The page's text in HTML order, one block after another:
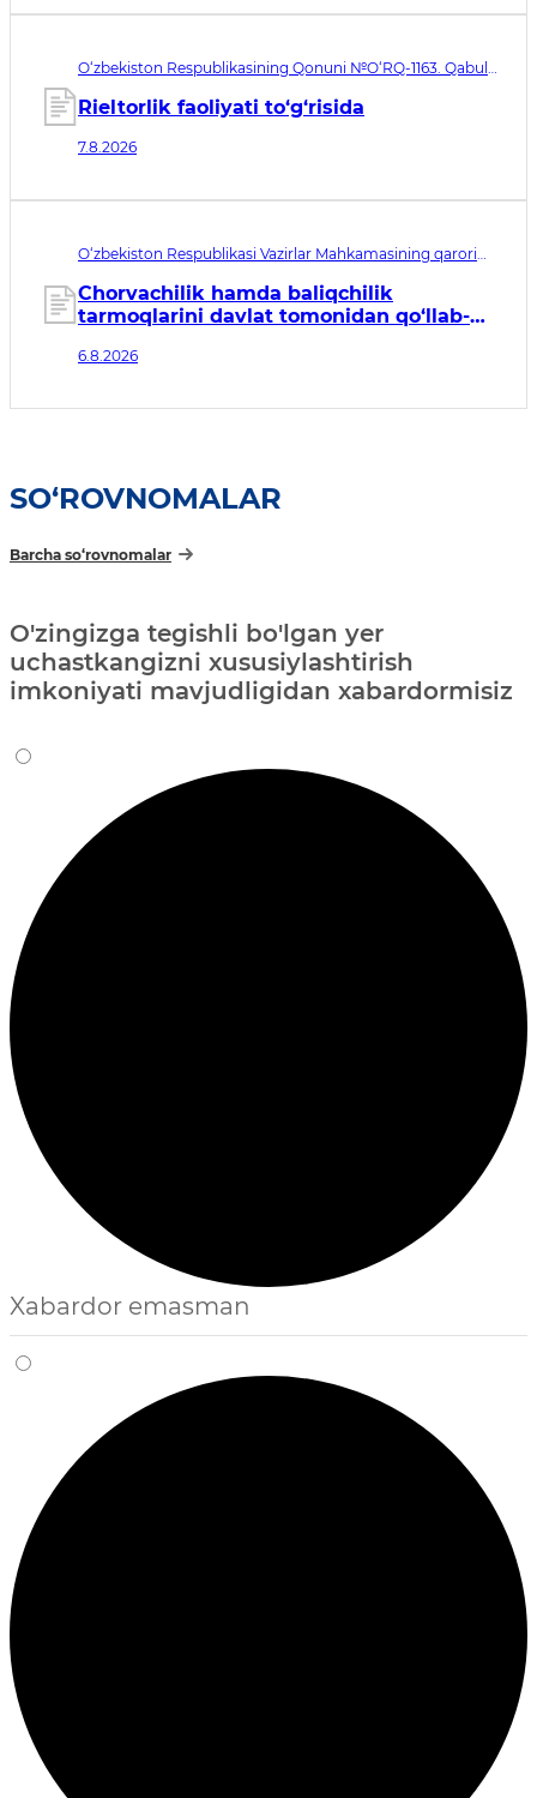
O‘zbekiston Respublikasining Qonuni №O‘RQ-1163. Qabul
Rieltorlik faoliyati to‘g‘risida
7.8.2026
O‘zbekiston Respublikasi Vazirlar Mahkamasining qarori
sanasi 07.08.2026
Chorvachilik hamda baliqchilik
tarmoqlarini davlat tomonidan qo‘llab-
tadbirlari to‘g‘risida
6.8.2026
SO‘ROVNOMALAR
Barcha so‘rovnomalar
O'zingizga tegishli bo'lgan yer
uchastkangizni xususiylashtirish
imkoniyati mavjudligidan xabardormisiz
Xabardor emasman